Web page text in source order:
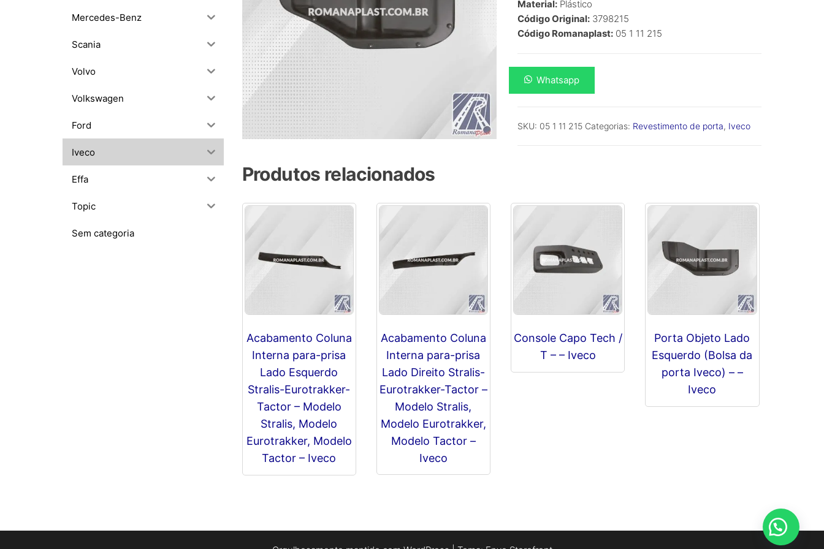
Material:Plástico
Código Original:3798215
Código Romanaplast:05 1 11 215
Porta
Objeto
(Bolsa
-
Whatsapp
SKU: 05 1 11 215 Categorias: Revestimento de porta, Iveco
Produtos relacionados
Acabamento Coluna
Interna para-prisa
Lado Esquerdo
Stralis-Eurotrakker-
Tactor – Modelo
Stralis, Modelo
Eurotrakker, Modelo
Tactor – Iveco
Acabamento Coluna
Interna para-prisa
Lado Direito Stralis-
Eurotrakker-Tactor –
Modelo Stralis,
Modelo Eurotrakker,
Modelo Tactor –
Iveco
Console Capo Tech /
T – – Iveco
Porta Objeto Lado
Esquerdo (Bolsa da
porta Iveco) – –
Iveco
Mercedes-Benz
Scania
Volvo
Volkswagen
Ford
Iveco
Effa
Topic
Sem categoria